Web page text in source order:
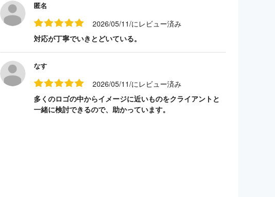
匿名
2026/05/11/にレビュー済み
対応が丁寧でいきとどいている。
なす
2026/05/11/にレビュー済み
多くのロゴの中からイメージに近いものをクライアントと
一緒に検討できるので、助かっています。